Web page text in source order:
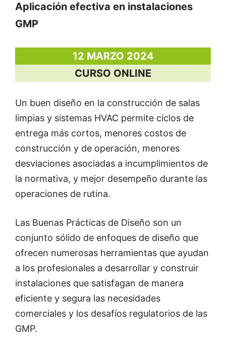
Aplicación efectiva en instalaciones
GMP
12 MARZO 2024
CURSO ONLINE
Un buen diseño en la construcción de salas
limpias y sistemas HVAC permite ciclos de
entrega más cortos, menores costos de
construcción y de operación, menores
desviaciones asociadas a incumplimientos de
la normativa, y mejor desempeño durante las
operaciones de rutina.
Las Buenas Prácticas de Diseño son un
conjunto sólido de enfoques de diseño que
ofrecen numerosas herramientas que ayudan
a los profesionales a desarrollar y construir
instalaciones que satisfagan de manera
eficiente y segura las necesidades
comerciales y los desafíos regulatorios de las
GMP.